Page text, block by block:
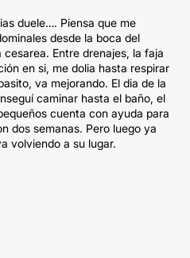
duele…. Piensa que me
desde la boca del
Entre drenajes, la faja
en si, me dolia hasta respirar
va mejorando. El dia de la
caminar hasta el baño, el
cuenta con ayuda para
dos semanas. Pero luego ya
volviendo a su lugar.